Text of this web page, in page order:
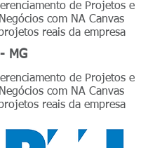
de Projetos e
com NA Canvas
reais da empresa
MG
de Projetos e
com NA Canvas
reais da empresa